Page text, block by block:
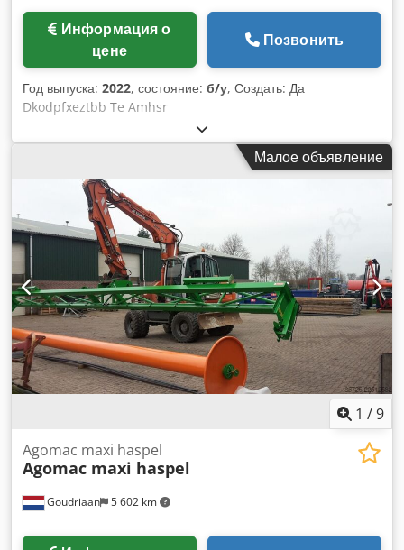
цене
Позвонить
Год выпуска: 2022, состояние: б/у, Создать: Да
Dkodpfxeztbb Te Amhsr
Малое объявление
1 /9
Goudriaan 5 602 km
Agomac maxi haspel
Agomac maxi haspel